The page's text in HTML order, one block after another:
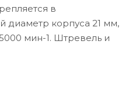
в
диаметр корпуса 21 мм,
мин-1. Штревель и